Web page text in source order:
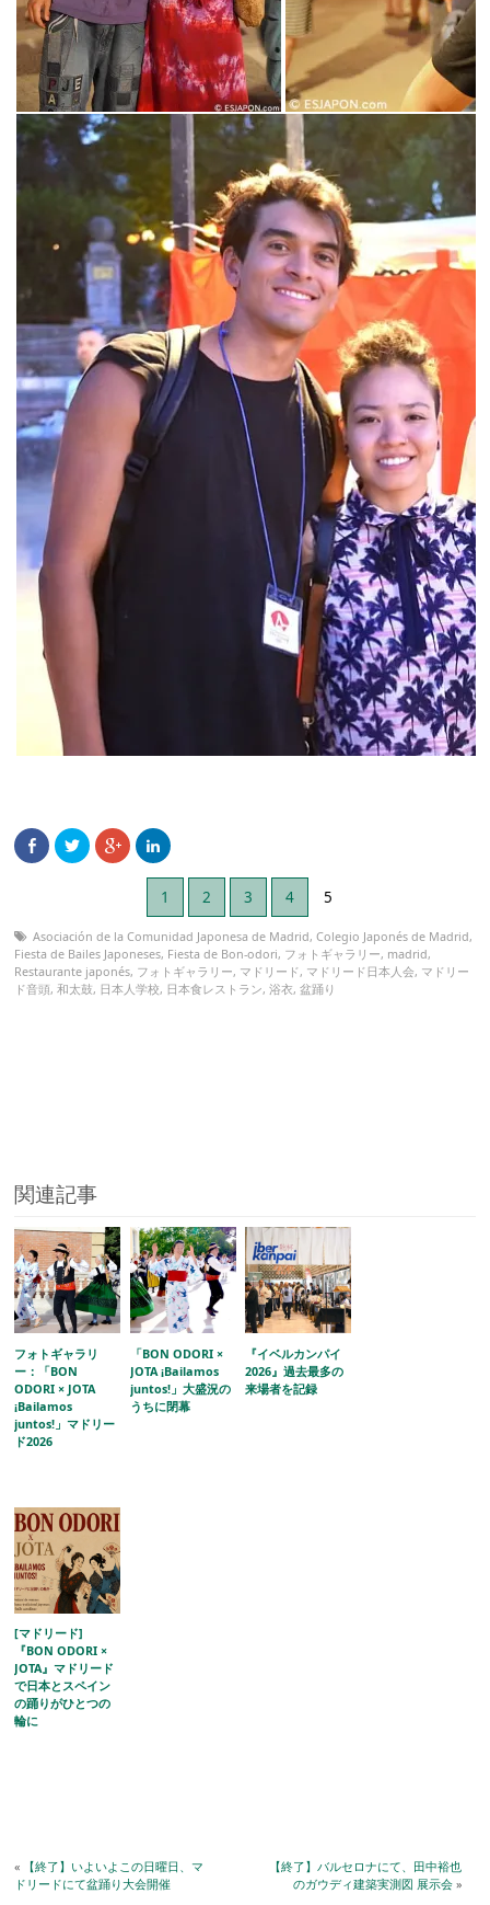
1 2 3 4 5
Asociación de la Comunidad Japonesa de Madrid,Colegio Japonés de Madrid,
Fiesta de Bailes Japoneses, Fiesta de Bon-odori, フォトギャラリー, madrid,
Restaurante japonés, フォトギャラリー, マドリード, マドリード日本人会, マドリー
ド音頭,和太鼓, 日本人学校, 日本食レストラン,浴衣,盆踊り
関連記事
フォトギャラリ
ー：「BON
ODORI × JOTA
¡Bailamos
juntos!」マドリー
ド2026
「BON ODORI ×
JOTA ¡Bailamos
juntos!」大盛況の
うちに閉幕
『イベルカンパイ
2026』過去最多の
来場者を記録
[マドリード]
『BON ODORI ×
JOTA』マドリード
で日本とスペイン
の踊りがひとつの
輪に
« 【終了】いよいよこの日曜日、マ
ドリードにて盆踊り大会開催
【終了】バルセロナにて、田中裕也
のガウディ建築実測図 展示会»